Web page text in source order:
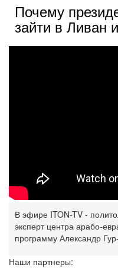
Почему
зайти в Ливан
В эфире ITON-TV -
эксперт центра арабо-
программу Александр
Наши партнеры: